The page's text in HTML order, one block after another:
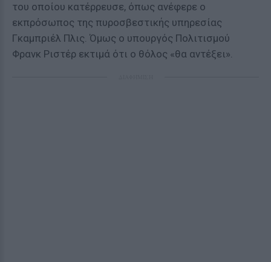
του οποίου κατέρρευσε, όπως ανέφερε ο
εκπρόσωπος της πυροσβεστικής υπηρεσίας
Γκαμπριέλ Πλις. Όμως ο υπουργός Πολιτισμού
Φρανκ Ριστέρ εκτιμά ότι ο θόλος «θα αντέξει».